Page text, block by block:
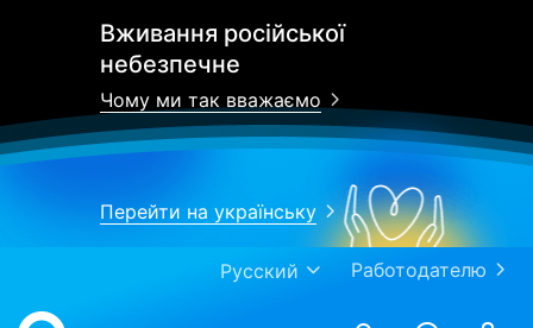
Вживання російської
небезпечне
Чому ми так вважаємо
Перейти на українську
Работодателю
Русский
Work.ua